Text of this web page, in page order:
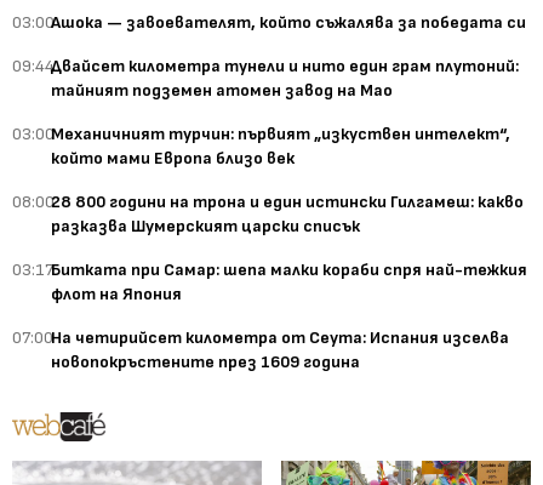
03:00Ашока — завоевателят, който съжалява за победата си
09:44Двайсет километра тунели и нито един грам плутоний:
тайният подземен атомен завод на Мао
03:00Механичният турчин: първият „изкуствен интелект“,
който мами Европа близо век
08:0028 800 години на трона и един истински Гилгамеш: какво
разказва Шумерският царски списък
03:17Битката при Самар: шепа малки кораби спря най-тежкия
флот на Япония
07:00На четирийсет километра от Сеута: Испания изселва
новопокръстените през 1609 година